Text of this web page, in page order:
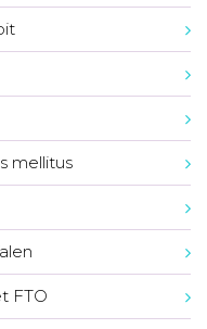
mellitus
FTO